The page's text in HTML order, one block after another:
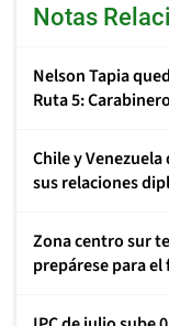
Notas
Nelson Tapia
Ruta 5:
Chile y
sus relaciones
Zona centro sur
prepárese para